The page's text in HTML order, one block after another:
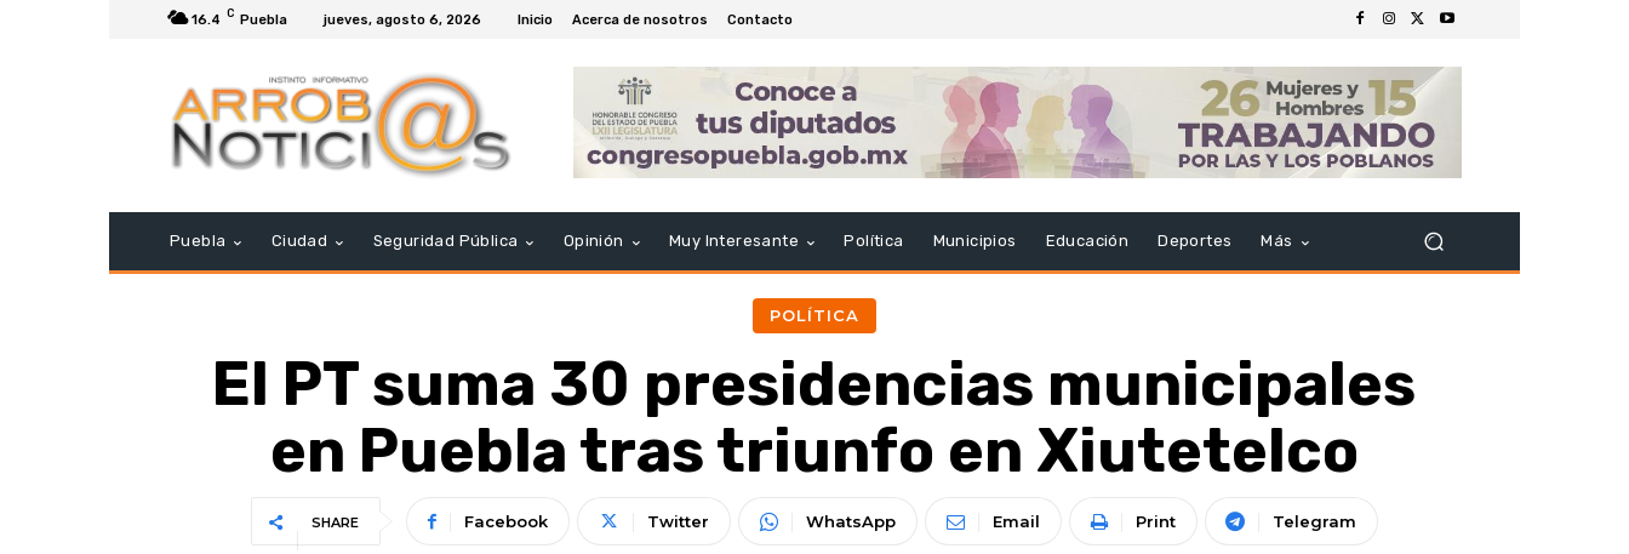
16.4 C Puebla jueves, agosto 6, 2026 Inicio Acerca de nosotros Contacto
Puebla Ciudad Seguridad Pública Opinión Muy Interesante Política Municipios Educación Deportes Más
POLÍTICA
El PT suma 30 presidencias municipales
en Puebla tras triunfo en Xiutetelco
SHARE Facebook Twitter WhatsApp Email Print Telegram